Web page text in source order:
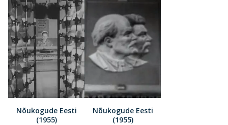
Nõukogude Eesti
(1955)
Nõukogude Eesti
(1955)